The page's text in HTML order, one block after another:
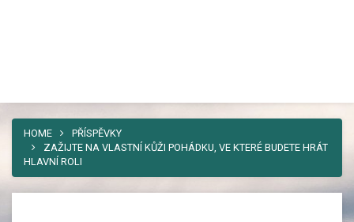
HOME
PŘÍSPĚVKY
ZAŽIJTE NA VLASTNÍ KŮŽI POHÁDKU, VE KTERÉ BUDETE HRÁT
HLAVNÍ ROLI